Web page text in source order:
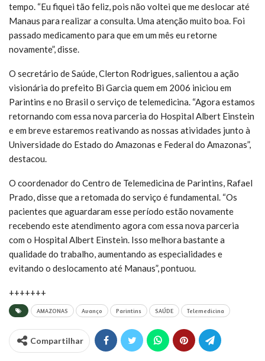
tempo. “Eu fiquei tão feliz, pois não voltei que me deslocar até
Manaus para realizar a consulta. Uma atenção muito boa. Foi
passado medicamento para que em um mês eu retorne
novamente”, disse.
O secretário de Saúde, Clerton Rodrigues, salientou a ação
visionária do prefeito Bi Garcia quem em 2006 iniciou em
Parintins e no Brasil o serviço de telemedicina. “Agora estamos
retornando com essa nova parceria do Hospital Albert Einstein
e em breve estaremos reativando as nossas atividades junto à
Universidade do Estado do Amazonas e Federal do Amazonas”,
destacou.
O coordenador do Centro de Telemedicina de Parintins, Rafael
Prado, disse que a retomada do serviço é fundamental. “Os
pacientes que aguardaram esse período estão novamente
recebendo este atendimento agora com essa nova parceria
com o Hospital Albert Einstein. Isso melhora bastante a
qualidade do trabalho, aumentando as especialidades e
evitando o deslocamento até Manaus”, pontuou.
+++++++
AMAZONAS Avanço Parintins SAÚDE Telemedicina
Compartilhar